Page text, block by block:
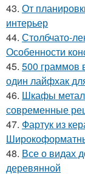
43. От
интерьер
44. Столбчато-
Особенности
45. 500 граммов
один лайфхак
46. Шкафы
современные
47. Фартук из
48. Все о видах
деревянной